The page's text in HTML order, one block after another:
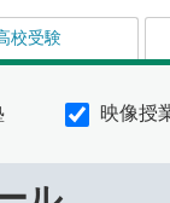
校受験
映像授